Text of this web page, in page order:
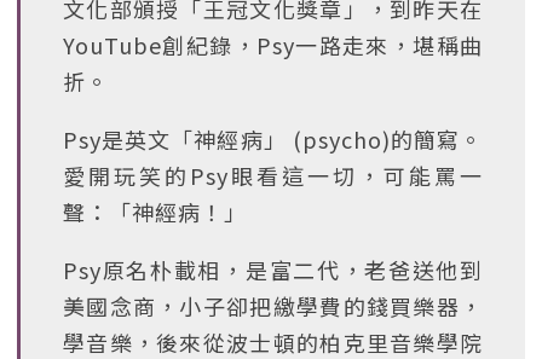
文化部頒授「王冠文化獎章」，到昨天在
YouTube創紀錄，Psy一路走來，堪稱曲
折。
Psy是英文「神經病」 (psycho)的簡寫。
愛開玩笑的Psy眼看這一切，可能罵一
聲：「神經病！」
Psy原名朴載相，是富二代，老爸送他到
美國念商，小子卻把繳學費的錢買樂器，
學音樂，後來從波士頓的柏克里音樂學院